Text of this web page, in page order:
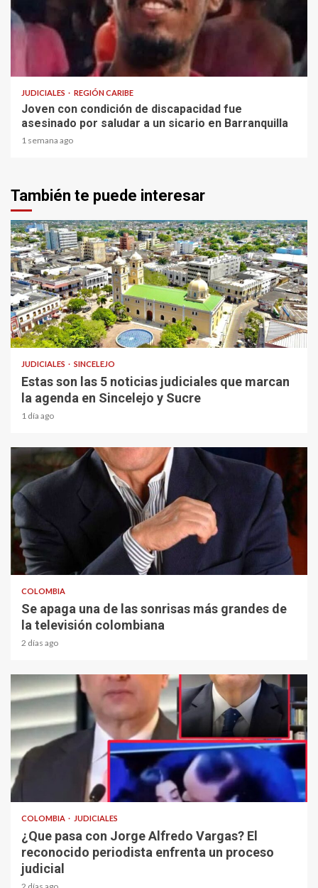
JUDICIALES REGIÓN CARIBE
Joven con condición de discapacidad fue
asesinado por saludar a un sicario en Barranquilla
1 semana ago
También te puede interesar
1 min read
JUDICIALES SINCELEJO
Estas son las 5 noticias judiciales que marcan
la agenda en Sincelejo y Sucre
1 día ago
1 min read
COLOMBIA
Se apaga una de las sonrisas más grandes de
la televisión colombiana
2 días ago
COLOMBIA JUDICIALES
¿Que pasa con Jorge Alfredo Vargas? El
reconocido periodista enfrenta un proceso
judicial